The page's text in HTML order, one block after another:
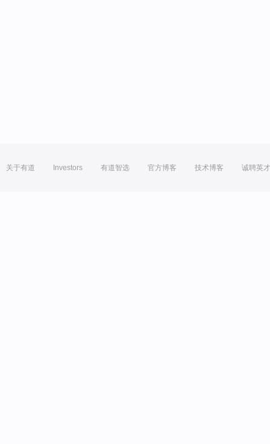
关于有道 Investors 有道智选 官方博客 技术博客 诚聘英才